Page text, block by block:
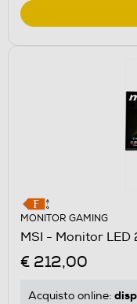
MONITOR GAMING
MSI - Monitor LED
€ 212,00
Acquisto online: